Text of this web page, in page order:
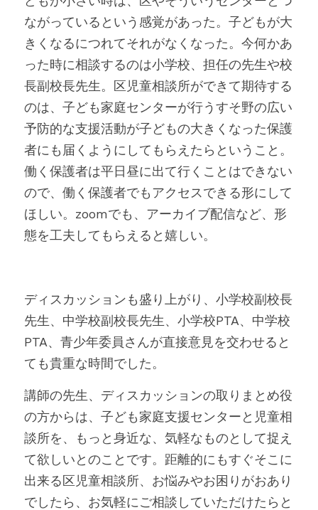
ながっているという感覚があった。子どもが大
きくなるにつれてそれがなくなった。今何かあ
った時に相談するのは小学校、担任の先生や校
長副校長先生。区児童相談所ができて期待する
のは、子ども家庭センターが行うすそ野の広い
予防的な支援活動が子どもの大きくなった保護
者にも届くようにしてもらえたらということ。
働く保護者は平日昼に出て行くことはできない
ので、働く保護者でもアクセスできる形にして
ほしい。zoomでも、アーカイブ配信など、形
態を工夫してもらえると嬉しい。
ディスカッションも盛り上がり、小学校副校長
先生、中学校副校長先生、小学校PTA、中学校
PTA、青少年委員さんが直接意見を交わせると
ても貴重な時間でした。
講師の先生、ディスカッションの取りまとめ役
の方からは、子ども家庭支援センターと児童相
談所を、もっと身近な、気軽なものとして捉え
て欲しいとのことです。距離的にもすぐそこに
出来る区児童相談所、お悩みやお困りがおあり
でしたら、お気軽にご相談していただけたらと